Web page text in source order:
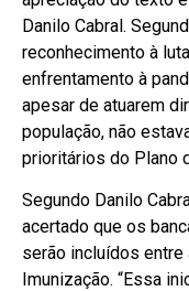
Danilo Cabral.
reconhecimento à
enfrentamento à
apesar de atuarem
população, não
prioritários do Plano
Segundo Danilo
acertado que os
serão incluídos
Imunização. “Essa